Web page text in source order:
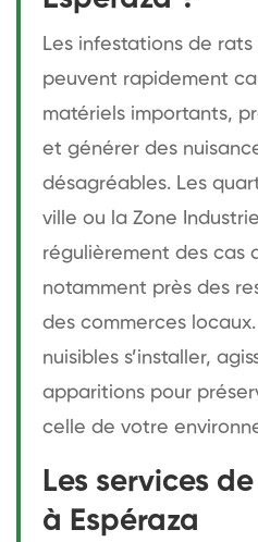
Les infestations de rats
peuvent rapidement
matériels importants,
et générer des
désagréables. Les
ville ou la Zone
régulièrement des cas
notamment près des
des commerces
nuisibles s’installer,
apparitions pour
celle de votre
Les services
à Espéraza